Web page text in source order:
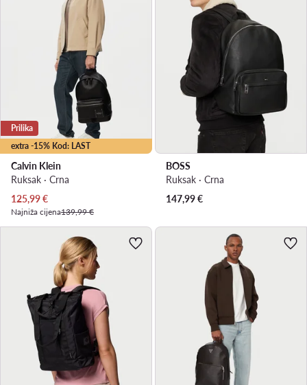
extra -15% Kod: LAST
Prilika
Calvin Klein
Ruksak · Crna
Trenutna cijena
125,99€
Najniža cijena139,99 €
BOSS
Ruksak · Crna
147,99€